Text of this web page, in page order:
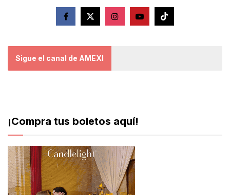
Sigue el canal de AMEXI
¡Compra tus boletos aquí!